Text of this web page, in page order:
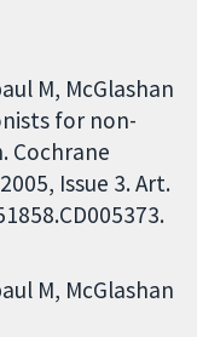
M, McGlashan
for non-
Cochrane
Issue 3. Art.
M McGlashan